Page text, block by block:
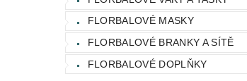
FLORBALOVÉ MASKY
FLORBALOVÉ BRANKY A SÍTĚ
FLORBALOVÉ DOPLŇKY